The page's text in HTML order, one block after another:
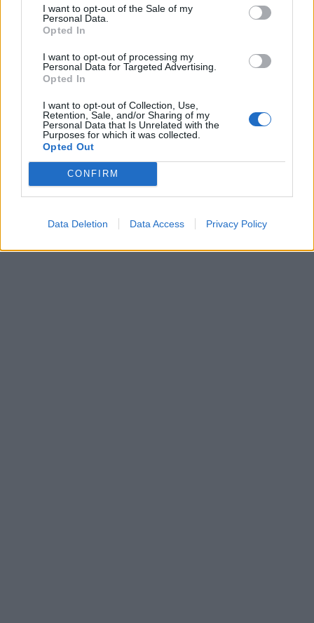
I want to opt-out of the Sale of my
Personal Data.
Opted In
I want to opt-out of processing my
Personal Data for Targeted Advertising.
Opted In
I want to opt-out of Collection, Use,
Retention, Sale, and/or Sharing of my
Personal Data that Is Unrelated with the
Purposes for which it was collected.
Opted Out
CONFIRM
Data Deletion Data Access Privacy Policy
Perchè la ripartenza è: È un’azione costruita
con il palleggio basso e poi giocata in
verticale. Almeno così dicono...
fonte-foto:footboolexplorer.it